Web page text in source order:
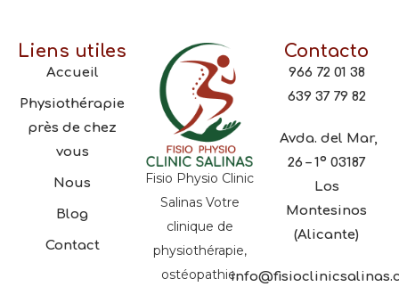
Liens utiles
Accueil
Physiothérapie
près de chez
vous
Nous
Blog
Contact
Fisio Physio Clinic
Salinas Votre
clinique de
physiothérapie,
ostéopathie,
Contacto
966 72 01 38
639 37 79 82
Avda. del Mar,
26 – 1º 03187
Los
Montesinos
(Alicante)